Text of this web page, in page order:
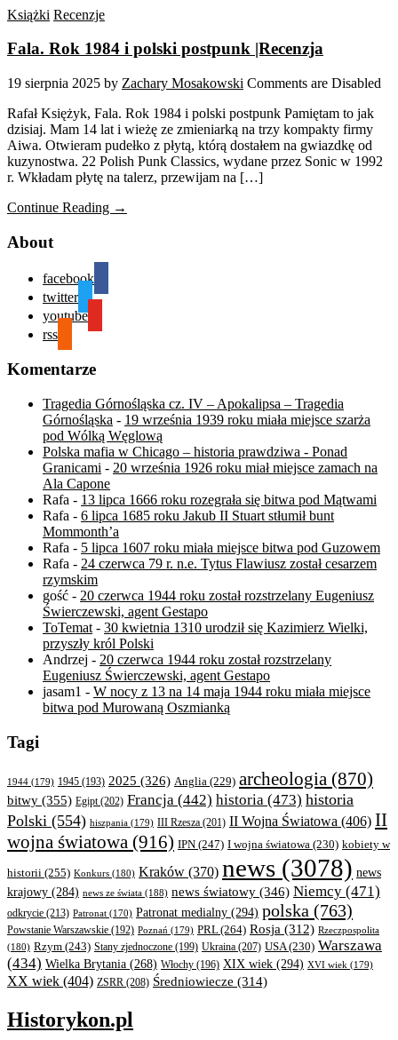
Książki Recenzje
Fala. Rok 1984 i polski postpunk |Recenzja
19 sierpnia 2025 by Zachary Mosakowski Comments are Disabled
Rafał Księżyk, Fala. Rok 1984 i polski postpunk Pamiętam to jak
dzisiaj. Mam 14 lat i wieżę ze zmieniarką na trzy kompakty firmy
Aiwa. Otwieram pudełko z płytą, którą dostałem na gwiazdkę od
kuzynostwa. 22 Polish Punk Classics, wydane przez Sonic w 1992
r. Wkładam płytę na talerz, przewijam na […]
Continue Reading →
About
facebook
twitter
youtube
rss
Komentarze
Tragedia Górnośląska cz. IV – Apokalipsa – Tragedia
Górnośląska - 19 września 1939 roku miała miejsce szarża
pod Wólką Węglową
Polska mafia w Chicago – historia prawdziwa - Ponad
Granicami - 20 września 1926 roku miał miejsce zamach na
Ala Capone
Rafa - 13 lipca 1666 roku rozegrała się bitwa pod Mątwami
Rafa - 6 lipca 1685 roku Jakub II Stuart stłumił bunt
Mommonth’a
Rafa - 5 lipca 1607 roku miała miejsce bitwa pod Guzowem
Rafa - 24 czerwca 79 r. n.e. Tytus Flawiusz został cesarzem
rzymskim
gość - 20 czerwca 1944 roku został rozstrzelany Eugeniusz
Świerczewski, agent Gestapo
ToTemat - 30 kwietnia 1310 urodził się Kazimierz Wielki,
przyszły król Polski
Andrzej - 20 czerwca 1944 roku został rozstrzelany
Eugeniusz Świerczewski, agent Gestapo
jasam1 - W nocy z 13 na 14 maja 1944 roku miała miejsce
bitwa pod Murowaną Oszmianką
Tagi
1944 (179) 1945 (193) 2025 (326) Anglia (229) archeologia (870)
bitwy (355) Egipt(202) Francja (442) historia (473) historia
Polski (554) hiszpania (179) III Rzesza (201) II Wojna Światowa (406) II
wojna światowa (916) IPN (247) I wojna światowa (230) kobiety w
historii (255) Konkurs (180) Kraków (370) news (3078) news
krajowy (284) news ze świata (188) news światowy (346) Niemcy (471)
odkrycie (213) Patronat (170) Patronat medialny (294) polska (763)
Powstanie Warszawskie (192) Poznań (179) PRL(264) Rosja (312) Rzeczpospolita
(180) Rzym (243) Stany zjednoczone (199) Ukraina (207) USA(230) Warszawa
(434) Wielka Brytania (268) Włochy (196) XIX wiek (294) XVI wiek (179)
XX wiek (404) ZSRR (208) Średniowiecze (314)
Historykon.pl